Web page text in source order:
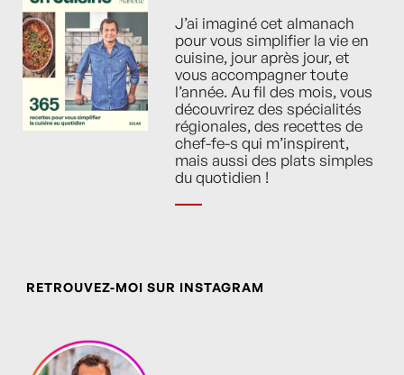
J’ai imaginé cet almanach
pour vous simplifier la vie en
cuisine, jour après jour, et
vous accompagner toute
l’année. Au fil des mois, vous
découvrirez des spécialités
régionales, des recettes de
chef-fe-s qui m’inspirent,
mais aussi des plats simples
du quotidien !
RETROUVEZ-MOI SUR INSTAGRAM